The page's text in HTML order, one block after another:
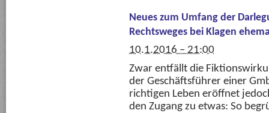
Neues zum Umfang der
Rechtsweges bei Klagen
10.1.2016 – 21:00
Zwar entfällt die
der Geschäftsführer einer
richtigen Leben eröffnet
den Zugang zu etwas: So